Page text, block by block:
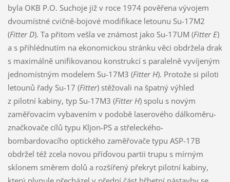
byla OKB P.O. Suchoje již v roce 1974 pověřena vývojem
dvoumístné cvičně-bojové modifikace letounu Su-17M2
(Fitter D). Ta přitom vešla ve známost jako Su-17UM (Fitter E)
a s přihlédnutím na ekonomickou stránku věci obdržela drak
s maximálně unifikovanou konstrukcí s paralelně vyvíjeným
jednomístným modelem Su-17M3 (Fitter H). Protože si piloti
letounů řady Su-17 (Fitter) stěžovali na špatný výhled
z pilotní kabiny, typ Su-17M3 (Fitter H) spolu s novým
zaměřovacím vybavením v podobě laserového dálkoměru-
značkovače cílů typu Kljon-PS a střeleckého-
bombardovacího optického zaměřovače typu ASP-17B
obdržel též zcela novou příďovou partii trupu s mírným
sklonem směrem dolů a rozšířený překryt pilotní kabiny,